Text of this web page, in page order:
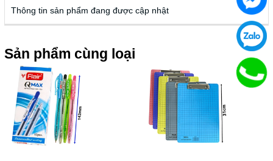
Thông tin sản phẩm đang được cập nhật
Sản phẩm cùng loại